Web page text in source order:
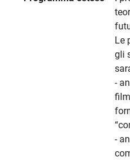
Le
gli
-
-